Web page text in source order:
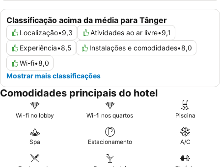
Classificação acima da média para Tânger
Localização•9,3 Atividades ao ar livre•9,1
Experiência•8,5 Instalações e comodidades•8,0
Wi-fi•8,0
Mostrar mais classificações
Comodidades principais do hotel
Wi-fi no lobby Wi-fi nos quartos Piscina
Spa Estacionamento A/C